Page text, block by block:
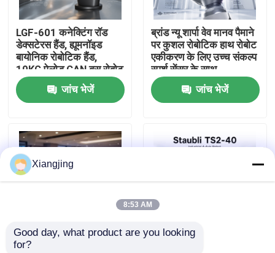
हमारे बारे में
कारखाना भ्रमण
गुणवत्ता नियंत्रण
हमसे संपर्क करें
ब्लॉग
एक उद्धरण का अनुरोध करें
औद्योगिक रोबोट बांह
LGF-601 कनेक्टिंग रॉड
डेक्सटेरस हैंड, ह्यूमनॉइड
बायोनिक रोबोटिक हैंड,
10KG पेलोड CAN बस रोबोट
एंड इफेक्टर ग्रिपर
जांच भेजें
ब्रांड न्यू शार्पा वेव मानव पैमाने
पर कुशल रोबोटिक हाथ रोबोट
एकीकरण के लिए उच्च संकल्प
स्पर्श सेंसर के साथ
जांच भेजें
एआई ह्यूमनॉइडर रोबोट
Xiangjing
8:53 AM
Good day, what product are you looking
for?